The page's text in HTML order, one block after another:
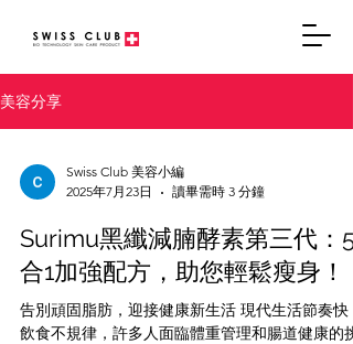
美容分享
Swiss Club 美容小編
2025年7月23日
讀畢需時 3 分鐘
Surimu黑纖減腩酵素第三代：5
合1加強配方，助您輕鬆瘦身！
告別頑固脂肪，迎接健康新生活 現代生活節奏快，
飲食不規律，許多人面臨體重管理和腸道健康的挑